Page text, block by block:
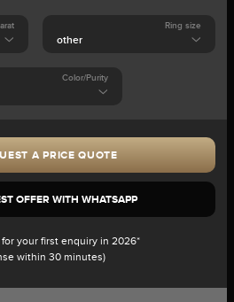
Ring size
Color/Purity
A PRICE QUOTE
OFFER WITH WHATSAPP
your first enquiry in 2026*
within 30 minutes)